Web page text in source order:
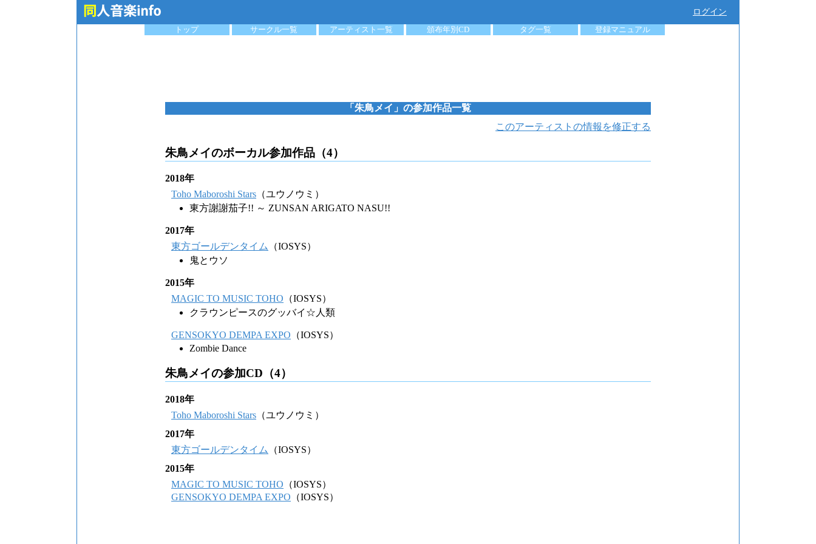
ログイン
トップ
サークル一覧 アーティスト一覧 頒布年別CD タグ一覧 登録マニュアル
「朱鳥メイ」の参加作品一覧
このアーティストの情報を修正する
朱鳥メイのボーカル参加作品（4）
2018年
Toho Maboroshi Stars （ユウノウミ）
東方謝謝茄子!! ～ ZUNSAN ARIGATO NASU!!
2017年
東方ゴールデンタイム （IOSYS）
鬼とウソ
2015年
MAGIC TO MUSIC TOHO （IOSYS）
クラウンピースのグッバイ☆人類
GENSOKYO DEMPA EXPO （IOSYS）
Zombie Dance
朱鳥メイの参加CD（4）
2018年
Toho Maboroshi Stars （ユウノウミ）
2017年
東方ゴールデンタイム
（IOSYS）
2015年
MAGIC TO MUSIC TOHO （IOSYS）
GENSOKYO DEMPA EXPO （IOSYS）